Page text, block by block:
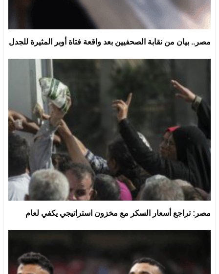
مصر.. بيان من نقابة الصحفيين بعد واقعة فتاة أوبر المثيرة للجدل
مصر: تراجع أسعار السكر مع مخزون استراتيجي يكفي لعام